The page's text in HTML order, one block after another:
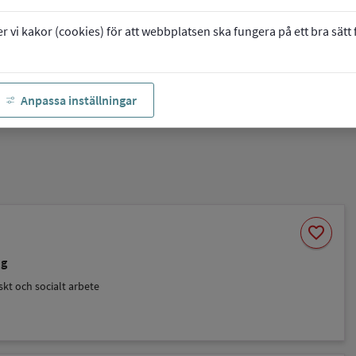
vi kakor (cookies) för att webbplatsen ska fungera på ett bra sätt
Anpassa inställningar
och socialt arbete
favorite
Spara
som